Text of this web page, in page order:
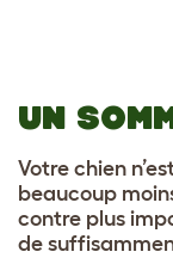
UN
Votre chien
beaucoup
contre plus
de